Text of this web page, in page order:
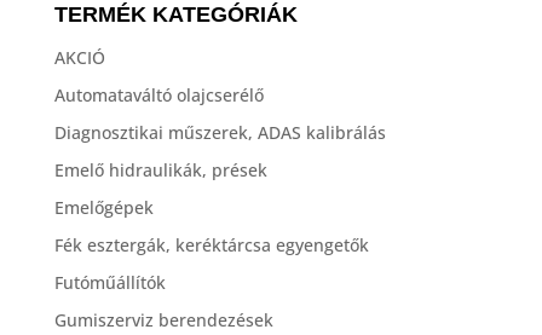
TERMÉK KATEGÓRIÁK
AKCIÓ
Automataváltó olajcserélő
Diagnosztikai műszerek, ADAS kalibrálás
Emelő hidraulikák, prések
Emelőgépek
Fék esztergák, keréktárcsa egyengetők
Futóműállítók
Gumiszerviz berendezések